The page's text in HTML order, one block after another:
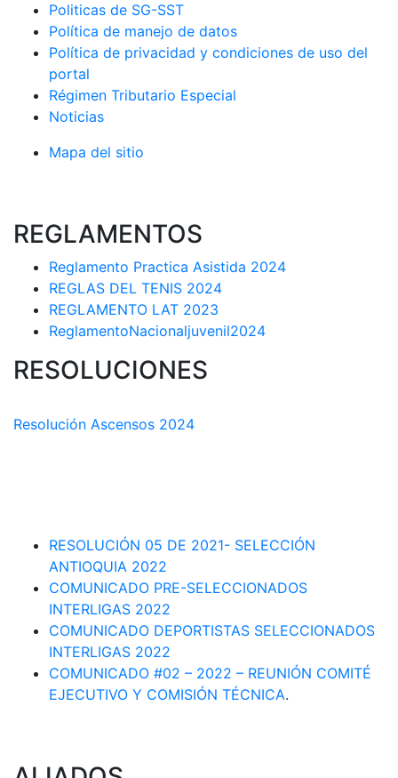
Politicas de SG-SST
Política de manejo de datos
Política de privacidad y condiciones de uso del
portal
Régimen Tributario Especial
Noticias
Mapa del sitio
REGLAMENTOS
Reglamento Practica Asistida 2024
REGLAS DEL TENIS 2024
REGLAMENTO LAT 2023
ReglamentoNacionaljuvenil2024
RESOLUCIONES
Resolución Ascensos 2024
RESOLUCIÓN 05 DE 2021- SELECCIÓN
ANTIOQUIA 2022
COMUNICADO PRE-SELECCIONADOS
INTERLIGAS 2022
COMUNICADO DEPORTISTAS SELECCIONADOS
INTERLIGAS 2022
COMUNICADO #02 – 2022 – REUNIÓN COMITÉ
EJECUTIVO Y COMISIÓN TÉCNICA.